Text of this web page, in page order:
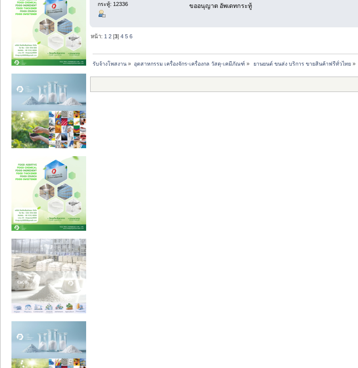
กระทู้: 12336 ขออนุญาต อัพเดทกระทู้
หน้า: 1 2 [3]4 5 6
รับจ้างโพสงาน » อุตสาหกรรม เครื่องจักร-เครื่องกล วัสดุ-เคมีภัณฑ์ » ยานยนต์ ขนส่ง บริการ ขายสินค้าฟรีทั่วไทย»